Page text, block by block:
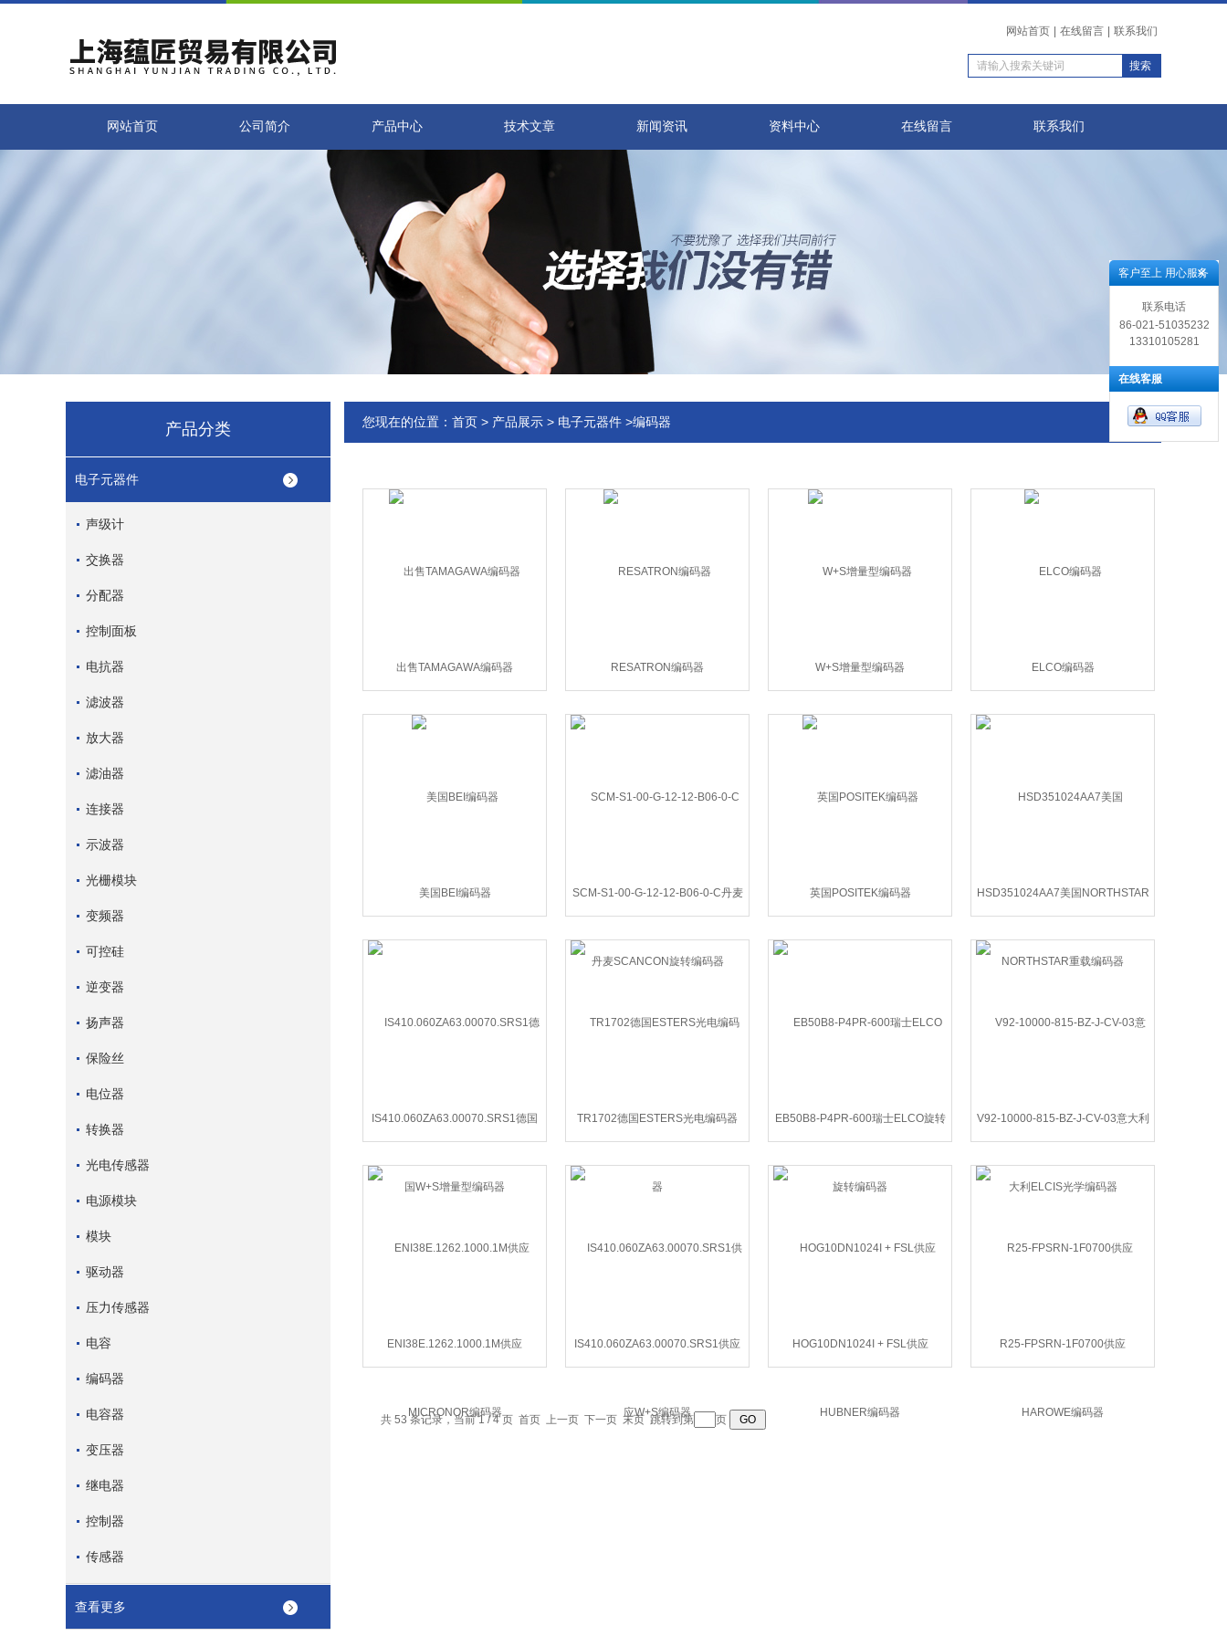
网站首页 在线留言 联系我们
网站首页 公司简介 产品中心 技术文章 新闻资讯 资料中心 在线留言 联系我们
产品分类
电子元器件
声级计
交换器
分配器
控制面板
电抗器
滤波器
放大器
滤油器
连接器
示波器
光栅模块
变频器
可控硅
逆变器
扬声器
保险丝
电位器
转换器
光电传感器
电源模块
模块
驱动器
压力传感器
电容
编码器
电容器
变压器
继电器
控制器
传感器
查看更多
您现在的位置： 首页 > 产品展示 > 电子元器件 >编码器
出售TAMAGAWA编码器 RESATRON编码器 W+S增量型编码器 ELCO编码器
美国BEI编码器 SCM-S1-00-G-12-12-B06-0-C丹麦
SCANCON旋转编码器
英国POSITEK编码器 HSD351024AA7美国NORTHSTAR
重载编码器
IS410.060ZA63.00070.SRS1德国
W+S增量型编码器
TR1702德国ESTERS光电编码器 EB50B8-P4PR-600瑞士ELCO旋转
编码器
V92-10000-815-BZ-J-CV-03意大利
ELCIS光学编码器
ENI38E.1262.1000.1M供应
MICRONOR编码器
IS410.060ZA63.00070.SRS1供应
W+S编码器
HOG10DN1024I + FSL供应
HUBNER编码器
R25-FPSRN-1F0700供应
HAROWE编码器
共 53 条记录，当前 1 / 4 页 首页 上一页 下一页 末页 跳转到第 页
客户至上 用心服务
联系电话
86-021-51035232
13310105281
在线客服